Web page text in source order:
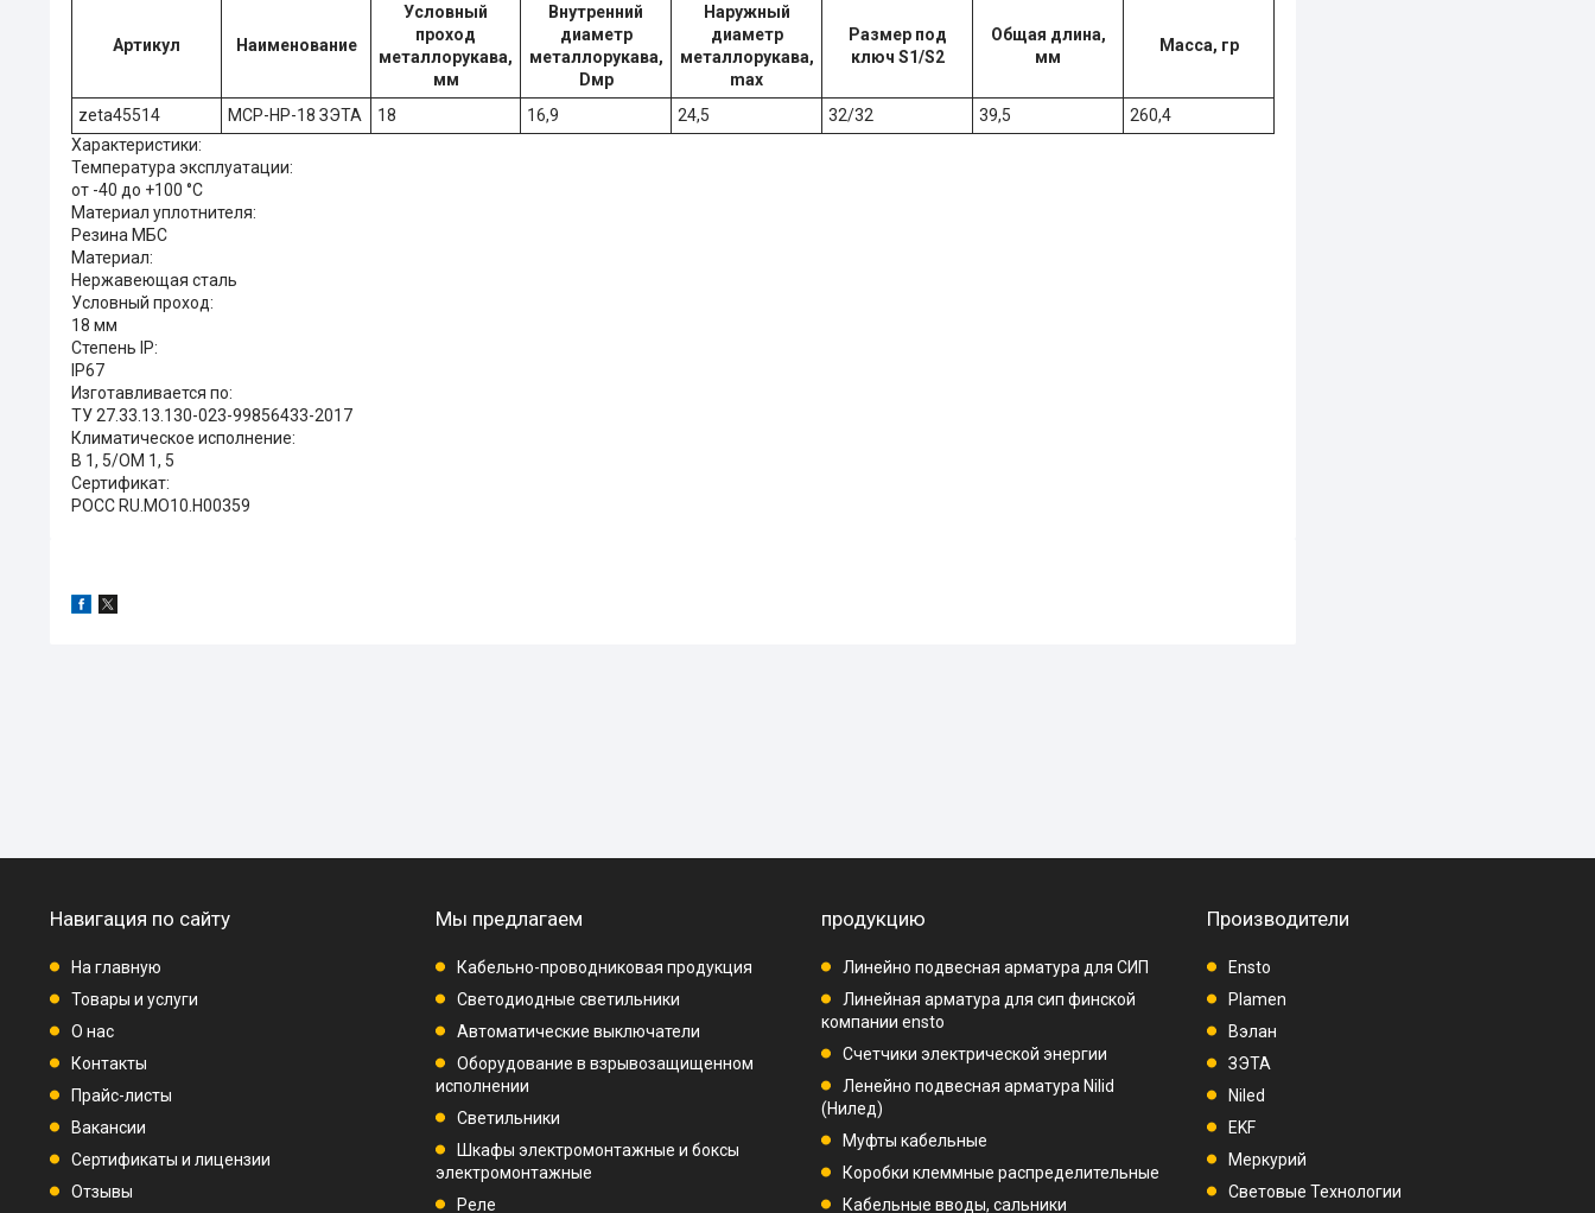
Артикул Наименование
Условный
проход
металлорукава,
мм
Внутренний
диаметр
металлорукава,
Dмр
Наружный
диаметр
металлорукава,
max
Размер под
ключ S1/S2
Общая длина,
мм
Масса, гр
zeta45514 МСР-НР-18 ЗЭТА 18 16,9 24,5 32/32 39,5
260,4
Характеристики:
Температура эксплуатации:
от -40 до +100 °С
Материал уплотнителя:
Резина МБС
Материал:
Нержавеющая сталь
Условный проход:
18 мм
Степень IP:
IP67
Изготавливается по:
ТУ 27.33.13.130-023-99856433-2017
Климатическое исполнение:
В 1, 5/ОМ 1, 5
Сертификат:
РОСС RU.MO10.H00359
Навигация по сайту
На главную
Товары и услуги
О нас
Контакты
Прайс-листы
Вакансии
Сертификаты и лицензии
Отзывы
Мы предлагаем
Кабельно-проводниковая продукция
Светодиодные светильники
Автоматические выключатели
Оборудование в взрывозащищенном
исполнении
Светильники
Шкафы электромонтажные и боксы
электромонтажные
Реле
продукцию
Линейно подвесная арматура для СИП
Линейная арматура для сип финской
компании ensto
Счетчики электрической энергии
Ленейно подвесная арматура Nilid
(Нилед)
Муфты кабельные
Коробки клеммные распределительные
Кабельные вводы, сальники
Производители
Ensto
Plamen
Вэлан
ЗЭТА
Niled
EKF
Меркурий
Световые Технологии